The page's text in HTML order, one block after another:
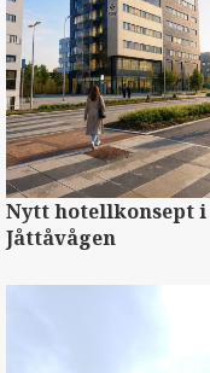
Nytt hotellkonsept i
Jåttåvågen